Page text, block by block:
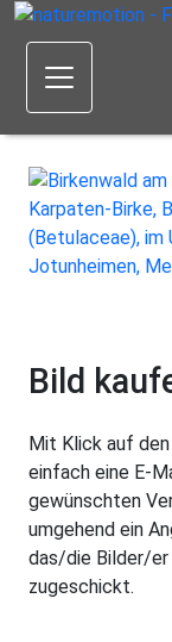
Bild
Mit Klick auf
einfach eine E-
gewünschten
umgehend ein
das/die Bilder/er
zugeschickt.